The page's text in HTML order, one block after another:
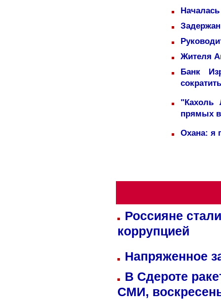
Жителя
Банк
"Кахоль
прямых
Охана: я
Россияне
коррупцией
Напряженное
В Сдероте
СМИ,